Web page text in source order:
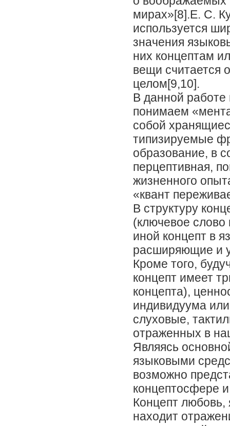
мирах»[8].Е. С.
используется
значения
них концептам
вещи считается
целом[9,10].
В данной
понимаем
собой
типизируемые
образование, в
перцептивная,
жизненного
«квант
В структуру
(ключевое слово
иной концепт в
расширяющие и
Кроме того,
концепт имеет
концепта),
индивидуума
слуховые,
отраженных в
Являясь
языковыми
возможно
концептосфере
Концепт
находит